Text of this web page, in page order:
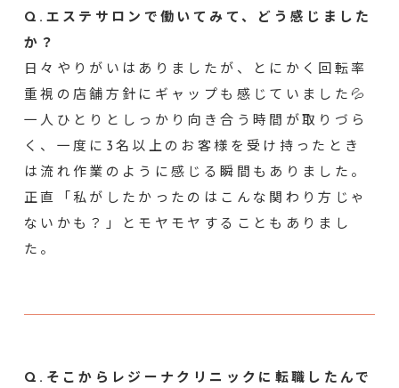
Q.エステサロンで働いてみて、どう感じました
か？
日々やりがいはありましたが、とにかく回転率
重視の店舗方針にギャップも感じていました💦
一人ひとりとしっかり向き合う時間が取りづら
く、一度に3名以上のお客様を受け持ったとき
は流れ作業のように感じる瞬間もありました。
正直「私がしたかったのはこんな関わり方じゃ
ないかも？」とモヤモヤすることもありまし
た。
Q.そこからレジーナクリニックに転職したんで